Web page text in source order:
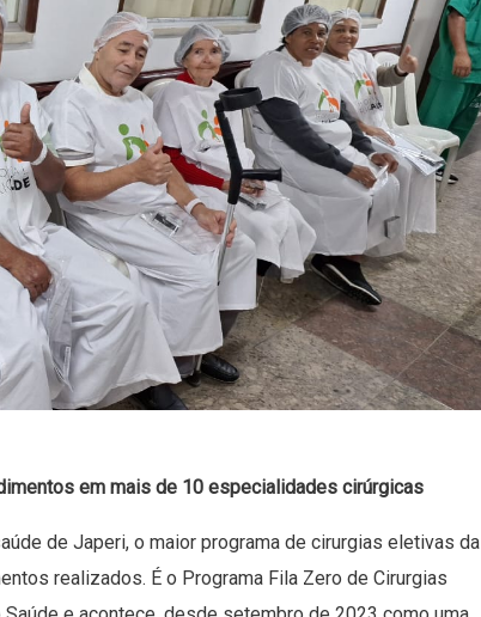
em mais de 10 especialidades cirúrgicas
de Japeri, o maior programa de cirurgias eletivas da
realizados. É o Programa Fila Zero de Cirurgias